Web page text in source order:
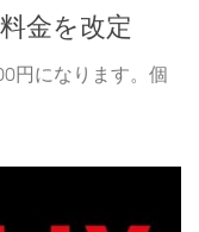
金を改定
円になります。個